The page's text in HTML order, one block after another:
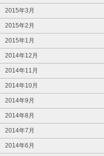
2015年3月
2015年2月
2015年1月
2014年12月
2014年11月
2014年10月
2014年9月
2014年8月
2014年7月
2014年6月